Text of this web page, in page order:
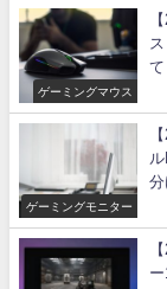
ゲーミングマウス
て
ゲーミングモニター
分